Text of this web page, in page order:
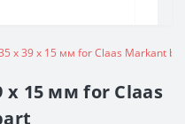
х 39 х 15 мм for Claas Markant
х 15 мм for Claas